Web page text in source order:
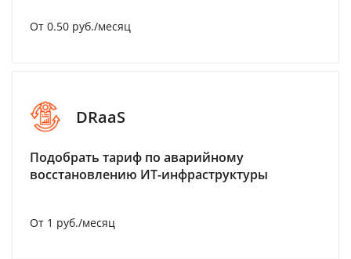
От 0.50 руб./месяц
DRaaS
Подобрать тариф по аварийному
восстановлению ИТ-инфраструктуры
От 1 руб./месяц